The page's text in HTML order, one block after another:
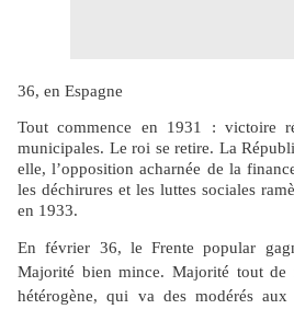
36, en Espagne
Tout commence en 1931 : victoire
municipales. Le roi se retire. La
elle, l’opposition acharnée de la
les déchirures et les luttes sociales
en 1933.
En février 36, le Frente popular
Majorité bien mince. Majorité tout de
hétérogène, qui va des modérés aux